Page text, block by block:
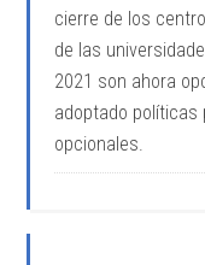
cierre de los
de las
2021 son ahora
adoptado políticas
opcionales.